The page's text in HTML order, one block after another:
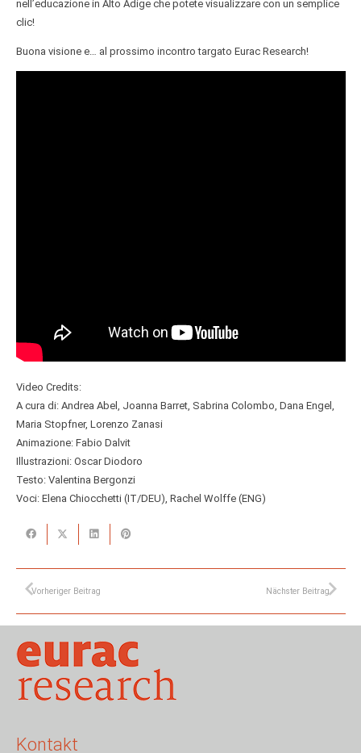
nell’educazione in Alto Adige che potete visualizzare con un semplice
clic!
Buona visione e… al prossimo incontro targato Eurac Research!
Video Credits:
A cura di: Andrea Abel, Joanna Barret, Sabrina Colombo, Dana Engel,
Maria Stopfner, Lorenzo Zanasi
Animazione: Fabio Dalvit
Illustrazioni: Oscar Diodoro
Testo: Valentina Bergonzi
Voci: Elena Chiocchetti (IT/DEU), Rachel Wolffe (ENG)
Vorheriger Beitrag Nächster Beitrag
Kontakt